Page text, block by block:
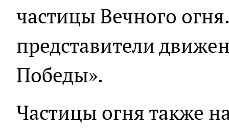
частицы Вечного
представители
Победы».
Частицы огня также